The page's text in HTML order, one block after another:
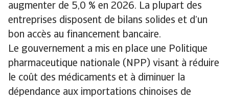
augmenter de 5,0 % en 2026. La plupart des
entreprises disposent de bilans solides et d’un
bon accès au financement bancaire.
Le gouvernement a mis en place une Politique
pharmaceutique nationale (NPP) visant à réduire
le coût des médicaments et à diminuer la
dépendance aux importations chinoises de